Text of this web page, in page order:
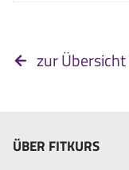
zur Übersicht
ÜBER FITKURS